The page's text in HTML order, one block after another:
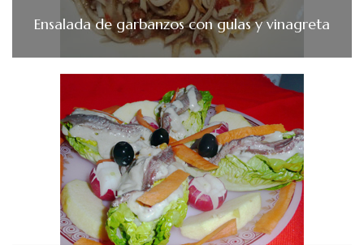
Ensalada de garbanzos con gulas y vinagreta